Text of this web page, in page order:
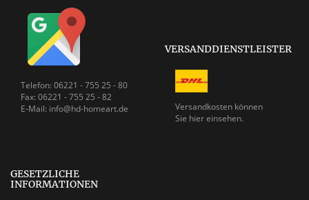
Telefon: 06221 - 755 25 - 80
Fax: 06221 - 755 25 - 82
E-Mail: info@hd-homeart.de
VERSANDDIENSTLEISTER
Versandkosten können
Sie hier einsehen.
GESETZLICHE
INFORMATIONEN